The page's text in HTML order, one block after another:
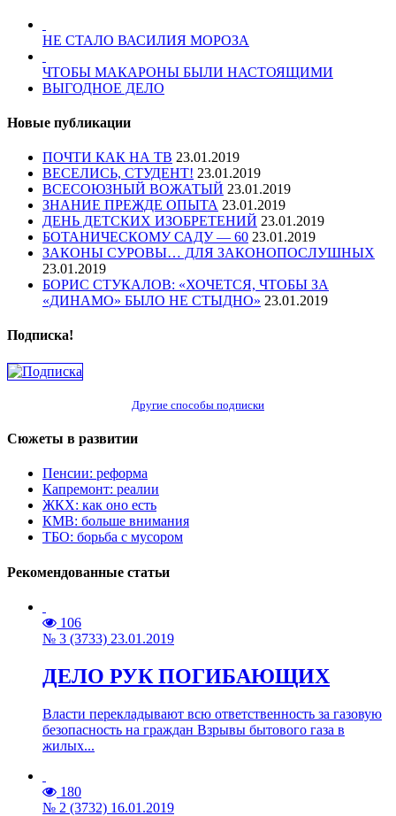
НЕ СТАЛО ВАСИЛИЯ МОРОЗА
ЧТОБЫ МАКАРОНЫ БЫЛИ НАСТОЯЩИМИ
ВЫГОДНОЕ ДЕЛО
Новые публикации
ПОЧТИ КАК НА ТВ 23.01.2019
ВЕСЕЛИСЬ, СТУДЕНТ! 23.01.2019
ВСЕСОЮЗНЫЙ ВОЖАТЫЙ 23.01.2019
ЗНАНИЕ ПРЕЖДЕ ОПЫТА 23.01.2019
ДЕНЬ ДЕТСКИХ ИЗОБРЕТЕНИЙ 23.01.2019
БОТАНИЧЕСКОМУ САДУ — 60 23.01.2019
ЗАКОНЫ СУРОВЫ… ДЛЯ ЗАКОНОПОСЛУШНЫХ
23.01.2019
БОРИС СТУКАЛОВ: «ХОЧЕТСЯ, ЧТОБЫ ЗА
«ДИНАМО» БЫЛО НЕ СТЫДНО» 23.01.2019
Подписка!
Другие способы подписки
Сюжеты в развитии
Пенсии: реформа
Капремонт: реалии
ЖКХ: как оно есть
КМВ: больше внимания
ТБО: борьба с мусором
Рекомендованные статьи
106
№ 3 (3733) 23.01.2019
ДЕЛО РУК ПОГИБАЮЩИХ
Власти перекладывают всю ответственность за газовую
безопасность на граждан Взрывы бытового газа в
жилых...
180
№ 2 (3732) 16.01.2019